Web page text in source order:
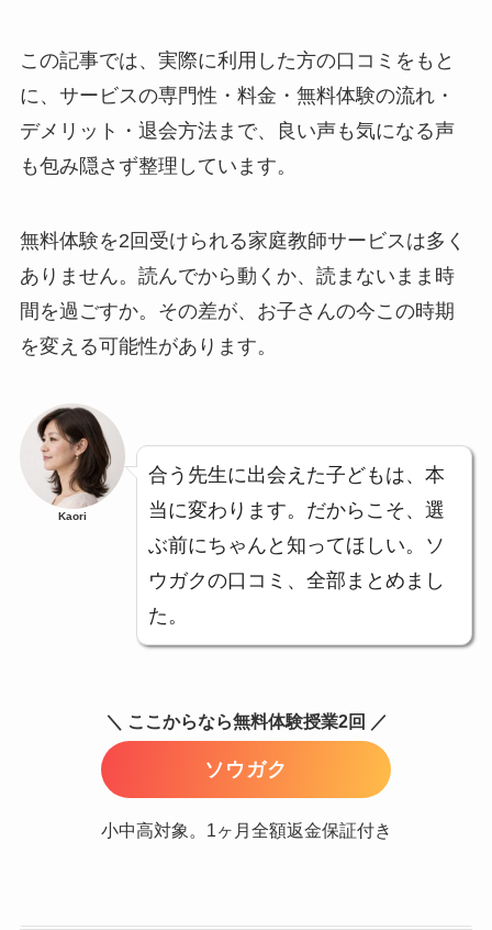
この記事では、実際に利用した方の口コミをもと
に、サービスの専門性・料金・無料体験の流れ・
デメリット・退会方法まで、良い声も気になる声
も包み隠さず整理しています。
無料体験を2回受けられる家庭教師サービスは多く
ありません。読んでから動くか、読まないまま時
間を過ごすか。その差が、お子さんの今この時期
を変える可能性があります。
Kaori
合う先生に出会えた子どもは、本
当に変わります。だからこそ、選
ぶ前にちゃんと知ってほしい。ソ
ウガクの口コミ、全部まとめまし
た。
＼ ここからなら無料体験授業2回 ／
ソウガク
小中高対象。1ヶ月全額返金保証付き